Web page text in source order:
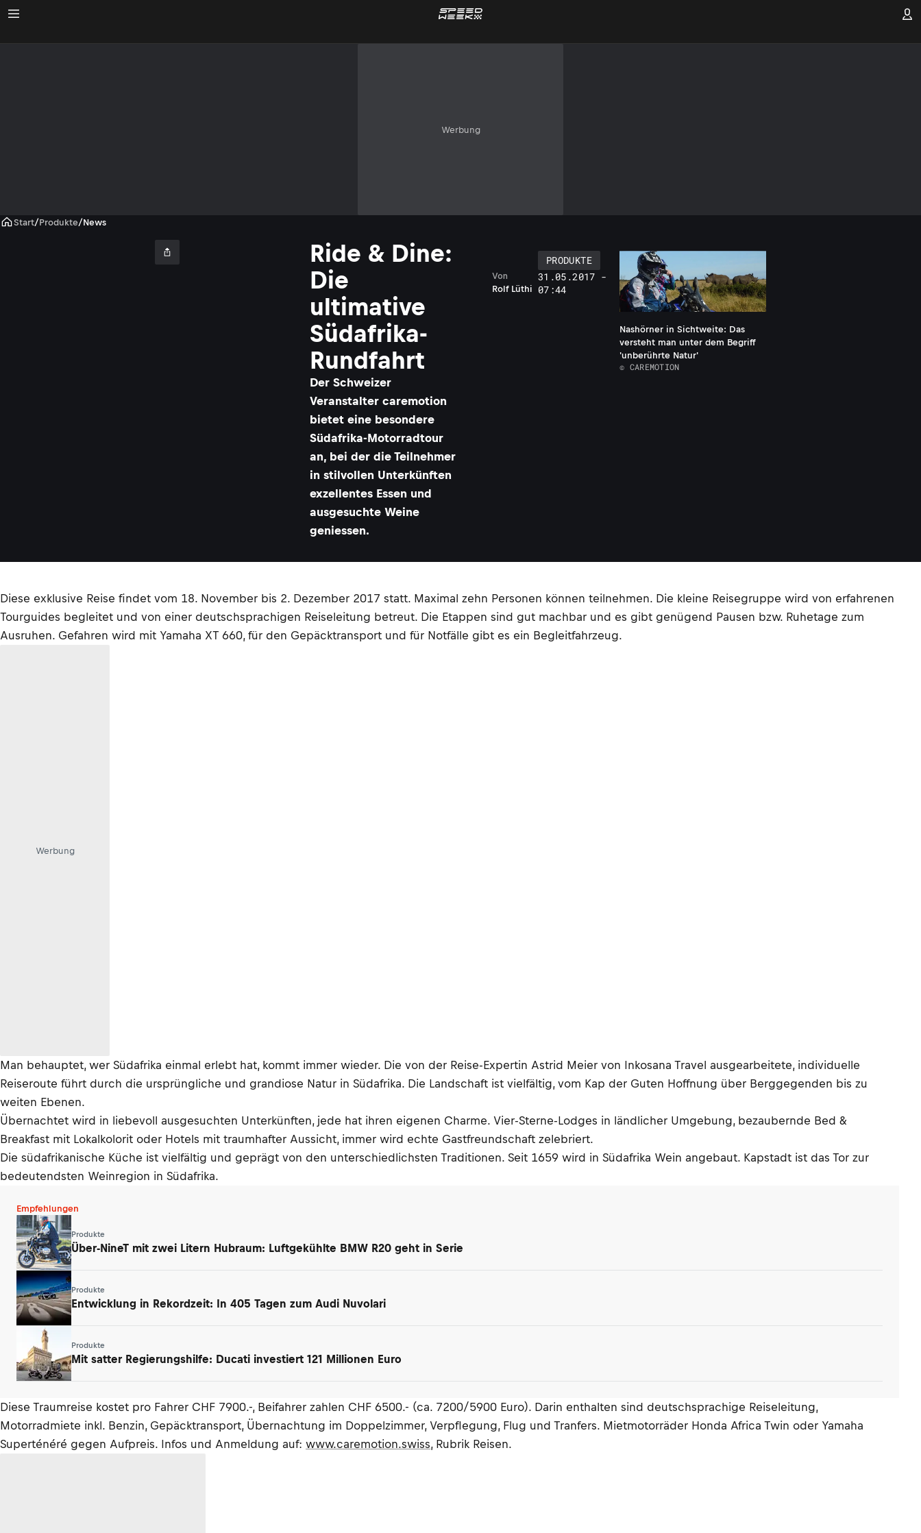
Werbung
Start/Produkte/News
Ride & Dine:
Die
ultimative
Südafrika-
Rundfahrt
Der Schweizer
Veranstalter caremotion
bietet eine besondere
Südafrika-Motorradtour
an, bei der die Teilnehmer
in stilvollen Unterkünften
exzellentes Essen und
ausgesuchte Weine
geniessen.
Rolf Lüthi
Von
PRODUKTE
31.05.2017 -
07:44
Nashörner in Sichtweite: Das
versteht man unter dem Begriff
'unberührte Natur'
© CAREMOTION
Diese exklusive Reise findet vom 18. November bis 2. Dezember 2017 statt. Maximal zehn Personen können teilnehmen. Die kleine Reisegruppe wird von erfahrenen
Tourguides begleitet und von einer deutschsprachigen Reiseleitung betreut. Die Etappen sind gut machbar und es gibt genügend Pausen bzw. Ruhetage zum
Ausruhen. Gefahren wird mit Yamaha XT 660, für den Gepäcktransport und für Notfälle gibt es ein Begleitfahrzeug.
Werbung
Man behauptet, wer Südafrika einmal erlebt hat, kommt immer wieder. Die von der Reise-Expertin Astrid Meier von Inkosana Travel ausgearbeitete, individuelle
Reiseroute führt durch die ursprüngliche und grandiose Natur in Südafrika. Die Landschaft ist vielfältig, vom Kap der Guten Hoffnung über Berggegenden bis zu
weiten Ebenen.
Übernachtet wird in liebevoll ausgesuchten Unterkünften, jede hat ihren eigenen Charme. Vier-Sterne-Lodges in ländlicher Umgebung, bezaubernde Bed &
Breakfast mit Lokalkolorit oder Hotels mit traumhafter Aussicht, immer wird echte Gastfreundschaft zelebriert.
Die südafrikanische Küche ist vielfältig und geprägt von den unterschiedlichsten Traditionen. Seit 1659 wird in Südafrika Wein angebaut. Kapstadt ist das Tor zur
bedeutendsten Weinregion in Südafrika.
Empfehlungen
Produkte
Über-NineT mit zwei Litern Hubraum: Luftgekühlte BMW R20 geht in Serie
Produkte
Entwicklung in Rekordzeit: In 405 Tagen zum Audi Nuvolari
Produkte
Mit satter Regierungshilfe: Ducati investiert 121 Millionen Euro
Diese Traumreise kostet pro Fahrer CHF 7900.-, Beifahrer zahlen CHF 6500.- (ca. 7200/5900 Euro). Darin enthalten sind deutschsprachige Reiseleitung,
Motorradmiete inkl. Benzin, Gepäcktransport, Übernachtung im Doppelzimmer, Verpflegung, Flug und Tranfers. Mietmotorräder Honda Africa Twin oder Yamaha
Superténéré gegen Aufpreis. Infos und Anmeldung auf: www.caremotion.swiss, Rubrik Reisen.